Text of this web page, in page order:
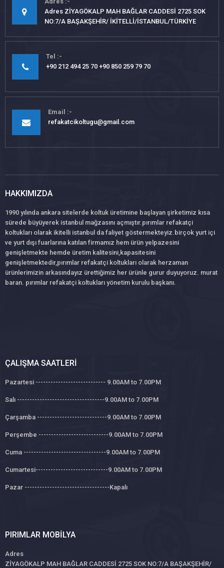
Adres ZİYAGÖKALP MAH BAĞLAR CADDESİ 2725 SOK
NO:7/A BAŞAKŞEHİR/ İKİTELLİ/İSTANBUL/TÜRKİYE
Tel
+90 212 494 25 70 +90 850 259 79 70
Email
refakatcikoltugu@gmail.com
HAKKIMIZDA
1990 yılında ankara sitelerde koltuk üretimine başlayan şirketimiz kısa
sürede büyüyerek istanbul mağzasını açmıştır.pırımlar refakatçi
koltukları olarak ikitelli istanbul da faliyet göstermekteyiz.birçok yurt içi
ve yurt dışı fuarlarına katılan firmamız hem ürün yelpazesini
genişletmekte hemde üretim kalitesini,kapasitesini
genişletmektedir,pırımlar refakatçi koltukları olarak herzaman
ürünlerimizin arkasındayız ürettiğimiz her ürünle gurur duyuyoruz. murat
baran. pırımlar refakatçi koltukları yönetim kurulu başkanı.
ÇALIŞMA SAATLERI
Pazartesi ---------------------------- 9.00AM to 7.00PM
Salı -----------------------------------9.00AM to 7.00PM
Çarşamba ----------------------------9.00AM to 7.00PM
Perşembe ----------------------------9.00AM to 7.00PM
Cuma ---------------------------------9.00AM to 7.00PM
Cumartesi-----------------------------9.00AM to 7.00PM
Pazar ----------------------------------Kapalı
PIRIMLAR MOBILYA
Adres
ZİYAGÖKALP MAH BAĞLAR CADDESİ 2725 SOK NO:7/A BAŞAKŞEHİR/